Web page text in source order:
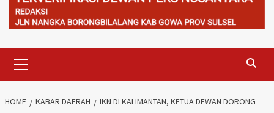
Menu
HOME KABAR DAERAH
IKN DI KALIMANTAN, KETUA DEWAN DORONG